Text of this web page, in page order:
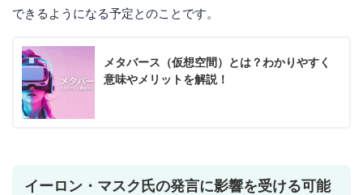
できるようになる予定とのことです。
メタバース（仮想空間）とは？わかりやすく
意味やメリットを解説！
イーロン・マスク氏の発言に影響を受ける可能